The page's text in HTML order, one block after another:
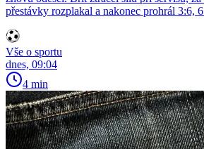
přestávky rozplakal a nakonec prohrál 3:6,
Vše o sportu
dnes, 09:04
4 min